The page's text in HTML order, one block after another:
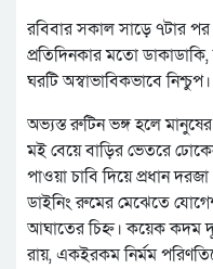
রবিবার সকাল সাড়ে ৭টার পর
প্রতিদিনকার মতো
ঘরটি অস্বাভাবিকভাবে নিশ্চুপ।
অভ্যস্ত রুটিন ভঙ্গ হলে
মই বেয়ে বাড়ির ভেতরে
পাওয়া চাবি দিয়ে প্রধান
ডাইনিং রুমের মেঝেতে
আঘাতের চিহ্ন। কয়েক কদম
রায়, একইরকম নির্মম